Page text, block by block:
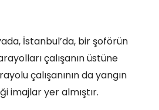
İstanbul’da, bir şoförün
çalışanın üstüne
çalışanının da yangın
imajlar yer almıştır.